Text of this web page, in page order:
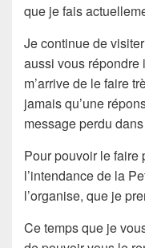
que je fais
Je continue de
aussi vous répondre
m’arrive de le faire
jamais qu’une
message perdu
Pour pouvoir le faire
l’intendance de la
l’organise, que je
Ce temps que je